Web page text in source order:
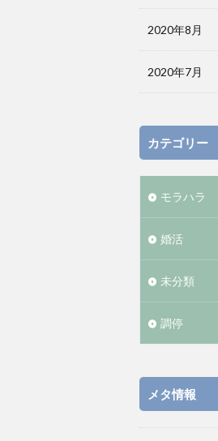
2020年8月
2020年7月
カテゴリー
モラハラ
婚活
未分類
調停
メタ情報